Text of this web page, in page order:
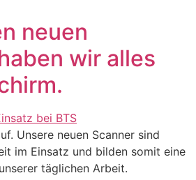
neuen
wir alles
Unsere neuen Scanner sind
im Einsatz und bilden somit eine
täglichen Arbeit.